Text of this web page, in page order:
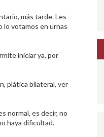
más tarde. Les
lo votamos en urnas
iniciar ya, por
plática bilateral, ver
normal, es decir, no
haya dificultad.​